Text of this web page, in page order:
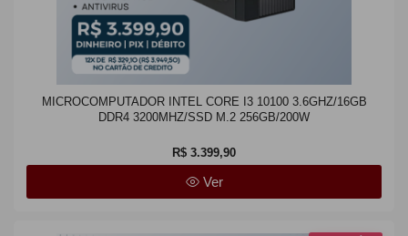
MICROCOMPUTADOR INTEL CORE I3 10100 3.6GHZ/16GB
DDR4 3200MHZ/SSD M.2 256GB/200W
R$ 3.399,90
Ver